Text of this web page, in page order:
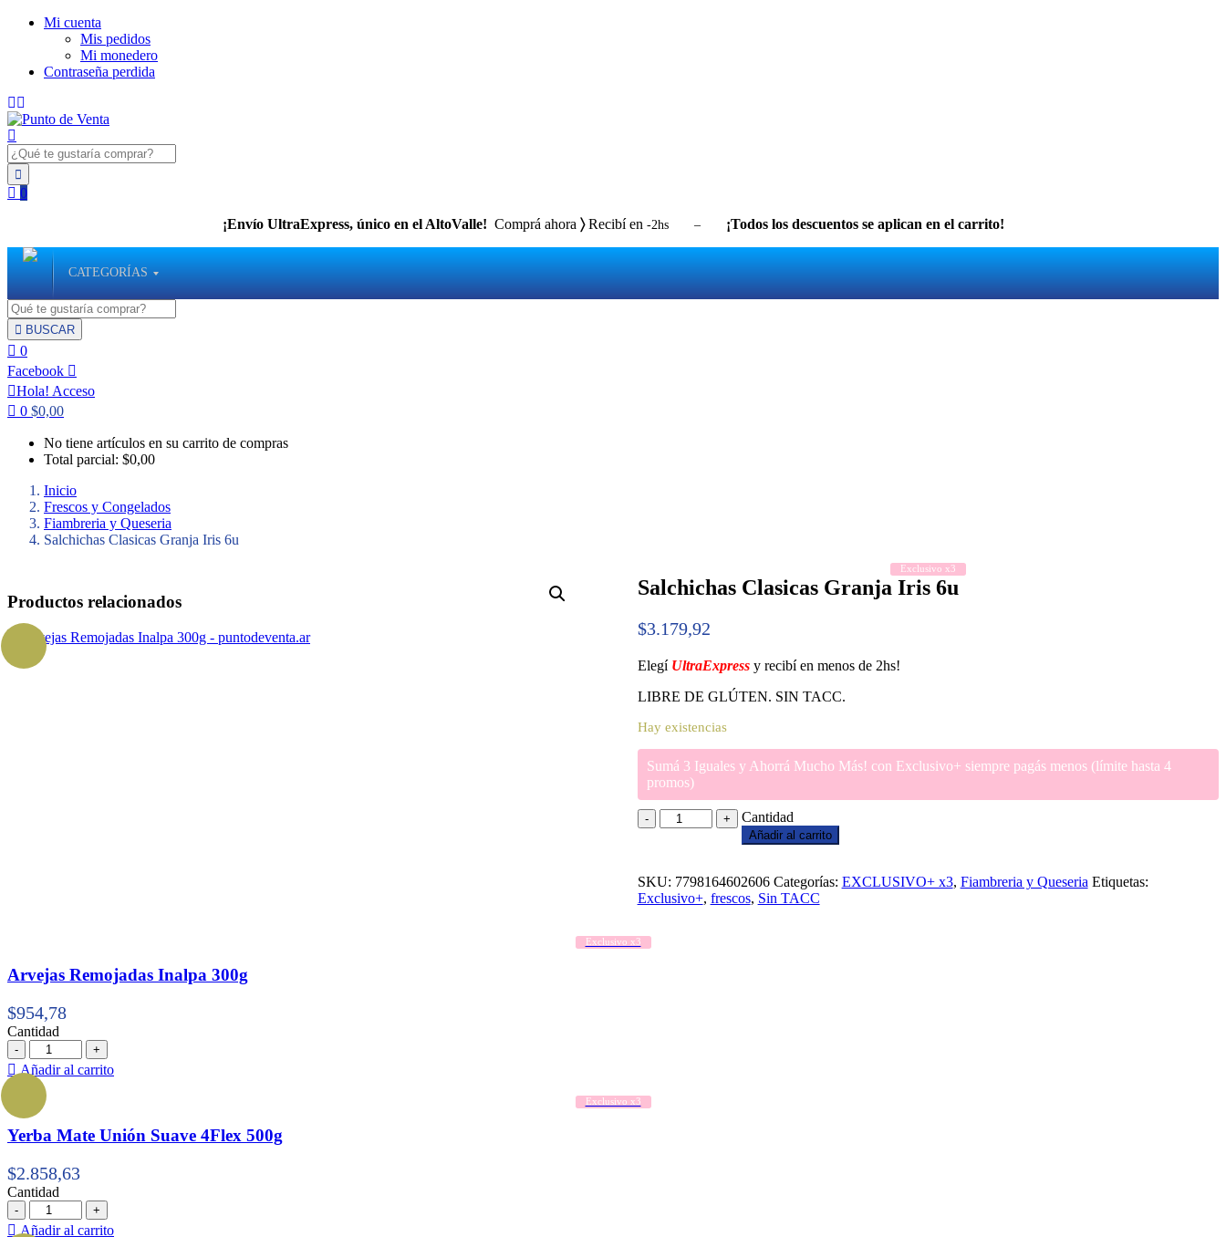
Mi cuenta
Mis pedidos
Mi monedero
Contraseña perdida
0
¡Envío UltraExpress, único en el AltoValle! Comprá ahora 〉Recibí en -2hs – ¡Todos los descuentos se aplican en el carrito!
CATEGORÍAS
BUSCAR
0
Facebook
Hola! Acceso
0 $0,00
No tiene artículos en su carrito de compras
Total parcial: $0,00
Inicio
Frescos y Congelados
Fiambreria y Queseria
Salchichas Clasicas Granja Iris 6u
Exclusivo x3
Salchichas Clasicas Granja Iris 6u
$3.179,92
Elegí UltraExpress y recibí en menos de 2hs!
LIBRE DE GLÚTEN. SIN TACC.
Hay existencias
Sumá 3 Iguales y Ahorrá Mucho Más! con Exclusivo+ siempre pagás menos (límite hasta 4
promos)
Cantidad
Cantidad
Añadir al carrito
SKU: 7798164602606 Categorías: EXCLUSIVO+ x3, Fiambreria y Queseria Etiquetas:
Exclusivo+, frescos, Sin TACC
Productos relacionados
Exclusivo x3
Arvejas Remojadas Inalpa 300g
$954,78
Cantidad
Cantidad
Añadir al carrito
Exclusivo x3
Yerba Mate Unión Suave 4Flex 500g
$2.858,63
Cantidad
Cantidad
Añadir al carrito